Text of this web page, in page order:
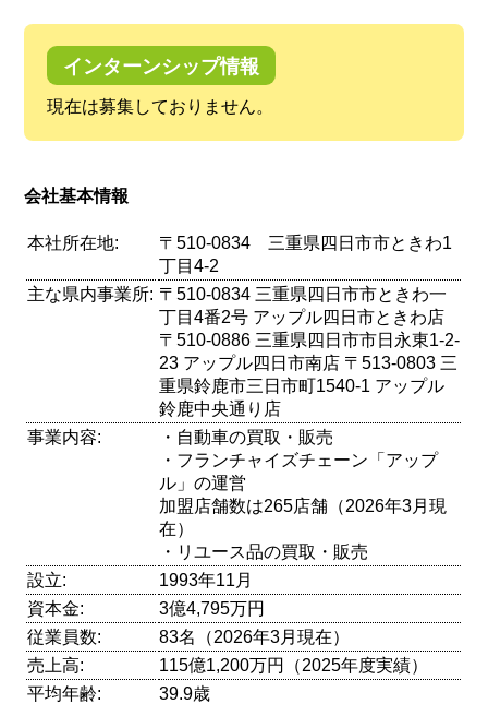
インターンシップ情報
現在は募集しておりません。
会社基本情報
本社所在地:
〒510-0834 三重県四日市市ときわ1
丁目4-2
主な県内事業所: 〒510-0834 三重県四日市市ときわ一
丁目4番2号 アップル四日市ときわ店
〒510-0886 三重県四日市市日永東1-2-
23 アップル四日市南店 〒513-0803 三
重県鈴鹿市三日市町1540-1 アップル
鈴鹿中央通り店
事業内容:
・自動車の買取・販売
・フランチャイズチェーン「アップ
ル」の運営
加盟店舗数は265店舗（2026年3月現
在）
・リユース品の買取・販売
設立:
1993年11月
資本金:
3億4,795万円
従業員数:
83名（2026年3月現在）
売上高:
115億1,200万円（2025年度実績）
平均年齢:
39.9歳